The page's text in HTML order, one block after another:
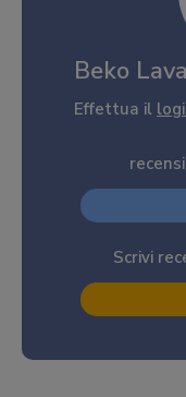
Beko
Effettua il
Scrivi